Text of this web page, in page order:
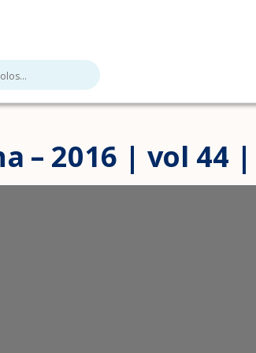
– 2016 | vol 44 |